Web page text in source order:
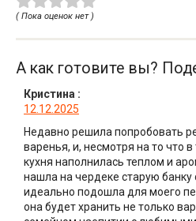
( Пока оценок нет )
А как готовите вы?
Кристина :
12.12.2025
Недавно решила попробовать
варенья, и, несмотря на то что
кухня наполнилась теплом и
нашла на чердеке старую банку
идеально подошла для моего
она будет хранить не только